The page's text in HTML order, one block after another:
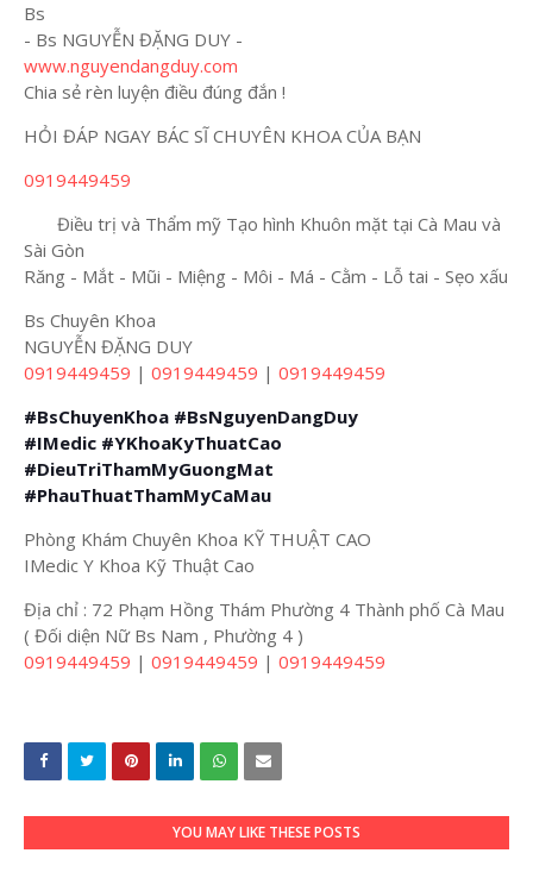
Bs
- Bs NGUYỄN ĐẶNG DUY -
www.nguyendangduy.com
Chia sẻ rèn luyện điều đúng đắn !
HỎI ĐÁP NGAY BÁC SĨ CHUYÊN KHOA CỦA BẠN
0919449459
Điều trị và Thẩm mỹ Tạo hình Khuôn mặt tại Cà Mau và
Sài Gòn
Răng - Mắt - Mũi - Miệng - Môi - Má - Cằm - Lỗ tai - Sẹo xấu
Bs Chuyên Khoa
NGUYỄN ĐẶNG DUY
0919449459 | 0919449459 | 0919449459
#BsChuyenKhoa #BsNguyenDangDuy
#IMedic #YKhoaKyThuatCao
#DieuTriThamMyGuongMat
#PhauThuatThamMyCaMau
Phòng Khám Chuyên Khoa KỸ THUẬT CAO
IMedic Y Khoa Kỹ Thuật Cao
Địa chỉ : 72 Phạm Hồng Thám Phường 4 Thành phố Cà Mau
( Đối diện Nữ Bs Nam , Phường 4 )
0919449459 | 0919449459 | 0919449459
YOU MAY LIKE THESE POSTS